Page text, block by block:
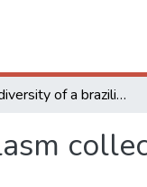
Genetic diversity of a brazilian wine grape germplasm collection based on morphoagronomic traits